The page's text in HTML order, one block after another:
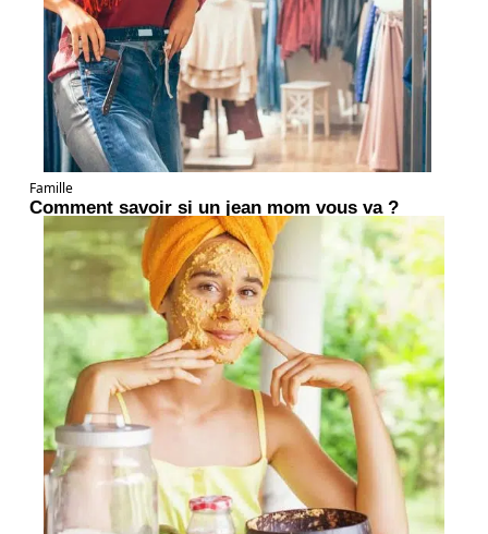
Famille
Comment savoir si un jean mom vous va ?